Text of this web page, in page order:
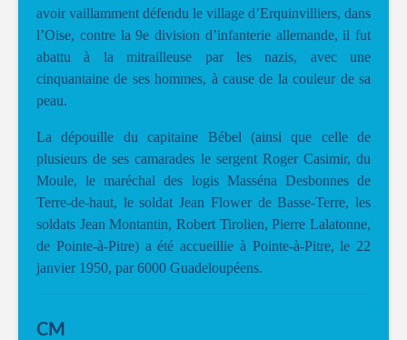
avoir vaillamment défendu le village d’Erquinvilliers, dans
l’Oise, contre la 9e division d’infanterie allemande, il fut
abattu à la mitrailleuse par les nazis, avec une
cinquantaine de ses hommes, à cause de la couleur de sa
peau.
La dépouille du capitaine Bébel (ainsi que celle de
plusieurs de ses camarades le sergent Roger Casimir, du
Moule, le maréchal des logis Masséna Desbonnes de
Terre-de-haut, le soldat Jean Flower de Basse-Terre, les
soldats Jean Montantin, Robert Tirolien, Pierre Lalatonne,
de Pointe-à-Pitre) a été accueillie à Pointe-à-Pitre, le 22
janvier 1950, par 6000 Guadeloupéens.
CM